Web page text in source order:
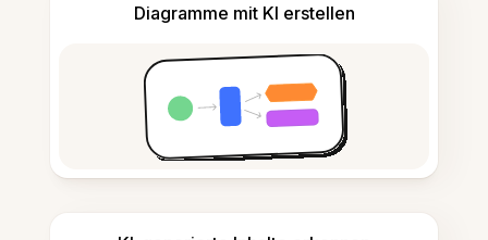
Diagramme mit KI erstellen